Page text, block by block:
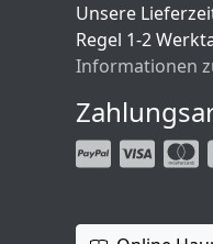
Unsere
Regel 1-2
Informationen